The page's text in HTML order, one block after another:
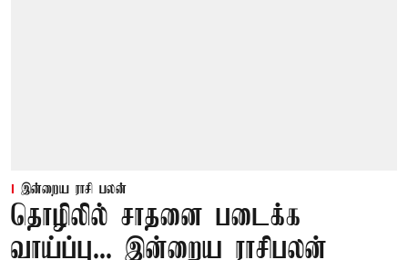
இன்றைய ராசி பலன்
தொழிலில் சாதனை படைக்க
வாய்ப்பு... இன்றைய ராசிபலன்